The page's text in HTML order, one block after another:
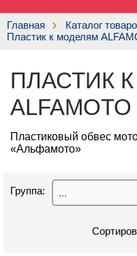
Главная
Каталог
Пластик к моделям
ПЛАСТИК
Пластиковый обвес
«Альфамото»
Группа: